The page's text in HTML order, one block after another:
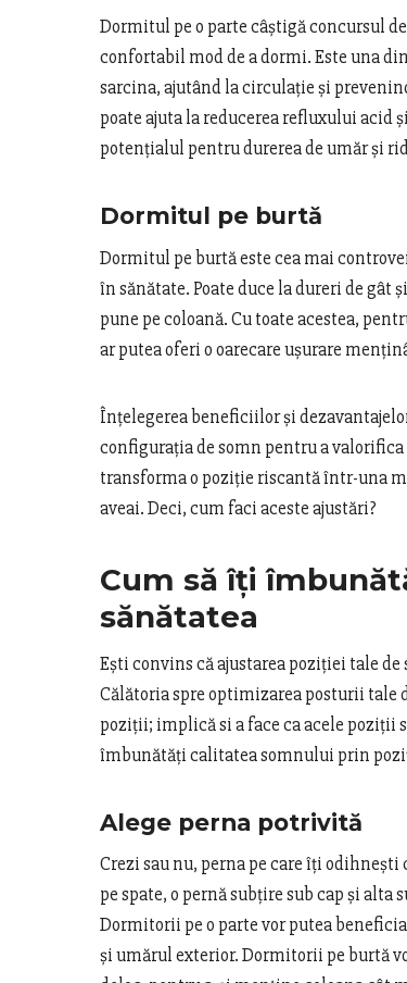
Dormitul pe o parte câștigă concursul
confortabil mod de a dormi. Este una
sarcina, ajutând la circulație și
poate ajuta la reducerea refluxului acid
potențialul pentru durerea de umăr și
Dormitul pe burtă
Dormitul pe burtă este cea mai
în sănătate. Poate duce la dureri de gât
pune pe coloană. Cu toate acestea,
ar putea oferi o oarecare ușurare
Înțelegerea beneficiilor și
configurația de somn pentru a
transforma o poziție riscantă într-una
aveai. Deci, cum faci aceste ajustări?
Cum să îți
sănătatea
Ești convins că ajustarea poziției tale
Călătoria spre optimizarea posturii tale
poziții; implică si a face ca acele poziții
îmbunătăți calitatea somnului prin
Alege perna potrivită
Crezi sau nu, perna pe care îți
pe spate, o pernă subțire sub cap și
Dormitorii pe o parte vor putea
și umărul exterior. Dormitorii pe burtă